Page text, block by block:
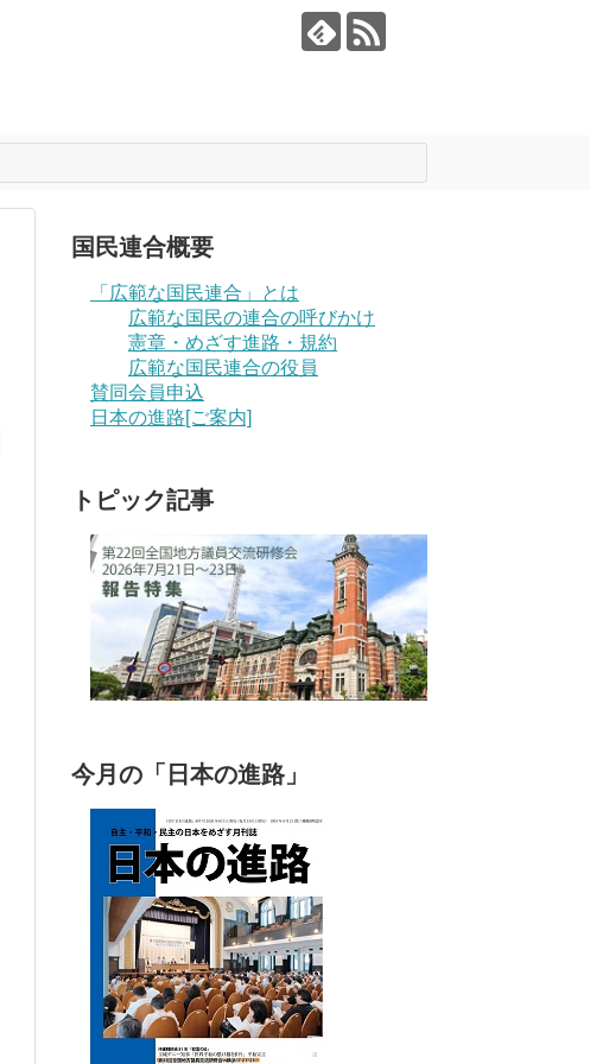
国民連合概要
「広範な国民連合」とは
広範な国民の連合の呼びかけ
憲章・めざす進路・規約
広範な国民連合の役員
賛同会員申込
日本の進路[ご案内]
トピック記事
今月の「日本の進路」